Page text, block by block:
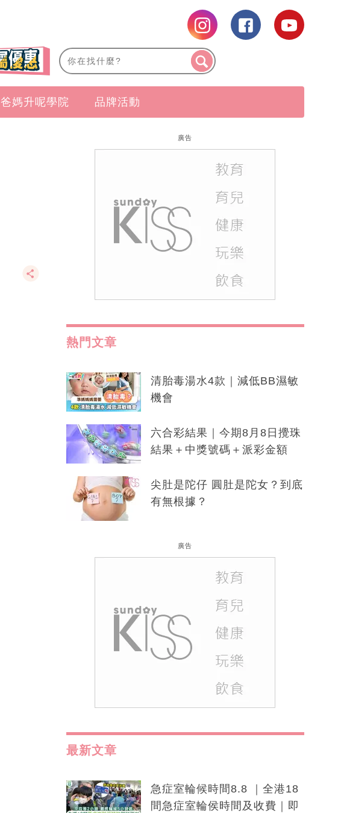
爸媽升呢學院 品牌活動
廣告
熱門文章
清胎毒湯水4款｜減低BB濕敏
機會
六合彩結果｜今期8月8日攪珠
結果＋中獎號碼＋派彩金額
尖肚是陀仔 圓肚是陀女？到底
有無根據？
廣告
最新文章
急症室輪候時間8.8 ｜全港18
間急症室輪侯時間及收費｜即